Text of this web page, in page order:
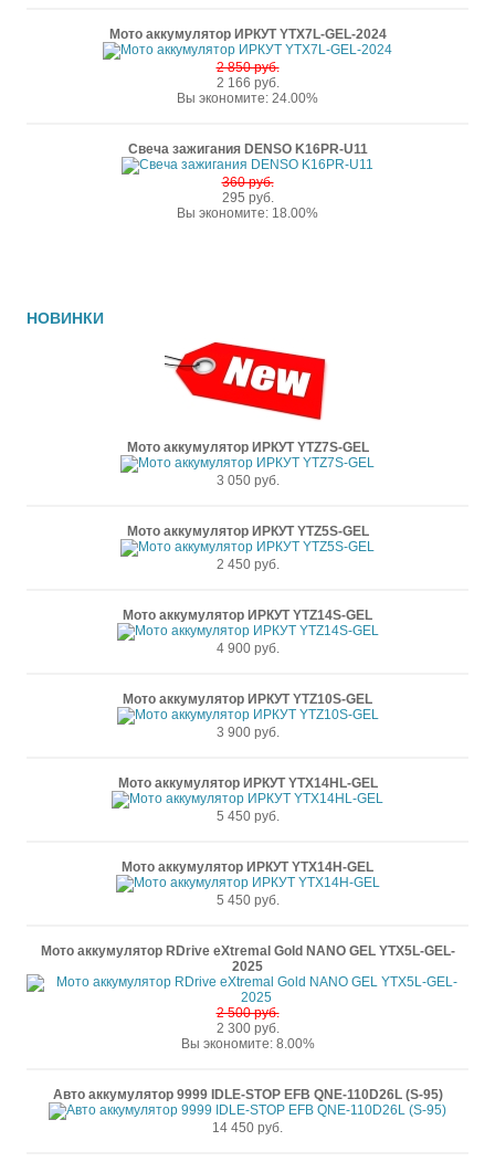
Мото аккумулятор ИРКУТ YTX7L-GEL-2024
2 850 руб.
2 166 руб.
Вы экономите: 24.00%
Свеча зажигания DENSO K16PR-U11
360 руб.
295 руб.
Вы экономите: 18.00%
НОВИНКИ
Мото аккумулятор ИРКУТ YTZ7S-GEL
3 050 руб.
Мото аккумулятор ИРКУТ YTZ5S-GEL
2 450 руб.
Мото аккумулятор ИРКУТ YTZ14S-GEL
4 900 руб.
Мото аккумулятор ИРКУТ YTZ10S-GEL
3 900 руб.
Мото аккумулятор ИРКУТ YTX14HL-GEL
5 450 руб.
Мото аккумулятор ИРКУТ YTX14H-GEL
5 450 руб.
Мото аккумулятор RDrive eXtremal Gold NANO GEL YTX5L-GEL-
2025
2 500 руб.
2 300 руб.
Вы экономите: 8.00%
Авто аккумулятор 9999 IDLE-STOP EFB QNE-110D26L (S-95)
14 450 руб.